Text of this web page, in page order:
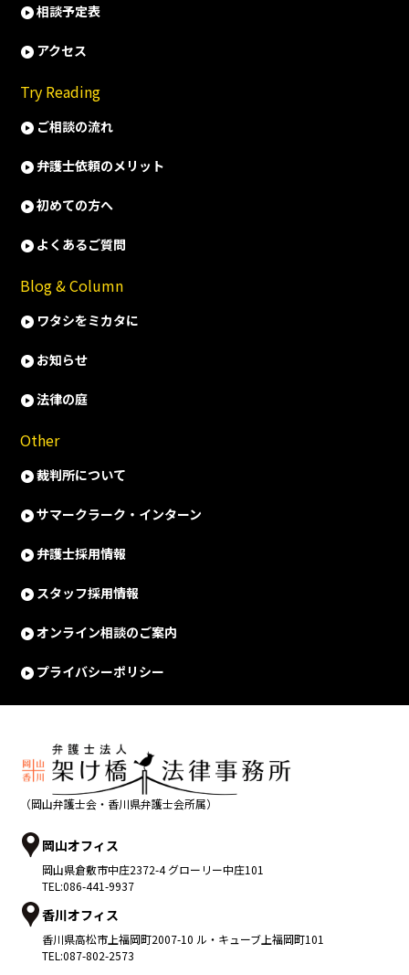
相談予定表
アクセス
Try Reading
ご相談の流れ
弁護士依頼のメリット
初めての方へ
よくあるご質問
Blog & Column
ワタシをミカタに
お知らせ
法律の庭
Other
裁判所について
サマークラーク・インターン
弁護士採用情報
スタッフ採用情報
オンライン相談のご案内
プライバシーポリシー
（岡山弁護士会・香川県弁護士会所属）
岡山オフィス
岡山県倉敷市中庄2372-4 グローリー中庄101
TEL:086-441-9937
香川オフィス
香川県高松市 上福岡町2007-10 ル・キューブ上福岡町101
TEL:087-802-2573